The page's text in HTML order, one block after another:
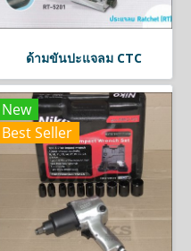
ด้ามขันปะแจลม CTC
New
Best Seller